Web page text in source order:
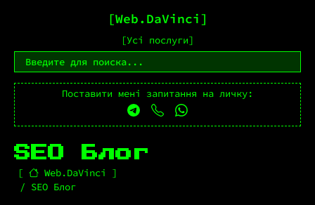
Web.DaVinci
Усі послуги
Поставити мені запитання на личку:
SEO Блог
Web.DaVinci
SEO Блог